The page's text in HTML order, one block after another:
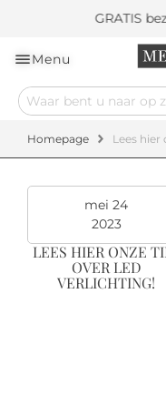
Menu
Homepage Lees hier
mei 24
2023
LEES HIER ONZE
OVER LED
VERLICHTING!